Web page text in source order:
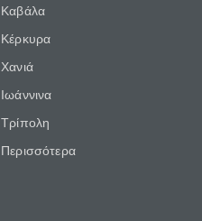
Καβάλα
Κέρκυρα
Χανιά
Ιωάννινα
Τρίπολη
Περισσότερα